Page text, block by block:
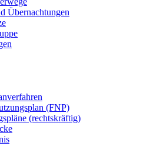
Übernachtungen
(FNP)
(rechtskräftig)